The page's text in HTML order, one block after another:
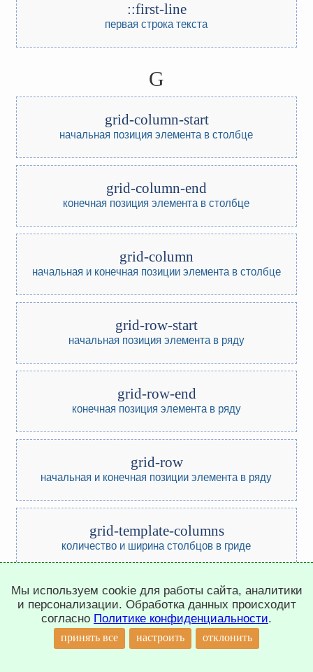
::first-line
первая строка текста
G
grid-column-start
начальная позиция элемента в столбце
grid-column-end
конечная позиция элемента в столбце
grid-column
начальная и конечная позиции элемента в столбце
grid-row-start
начальная позиция элемента в ряду
grid-row-end
конечная позиция элемента в ряду
grid-row
начальная и конечная позиции элемента в ряду
grid-template-columns
количество и ширина столбцов в гриде
grid-auto-columns
количество и ширина столбцов в неявном гриде
Мы используем cookie для работы сайта, аналитики
и персонализации. Обработка данных происходит
согласно Политике конфиденциальности.
принять все настроить отклонить